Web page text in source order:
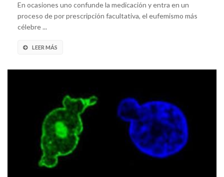
En ocasiones uno confunde la medicación y entra en un
proceso de por prescripción facultativa, el eufemismo más
célebre ...
LEER MÁS